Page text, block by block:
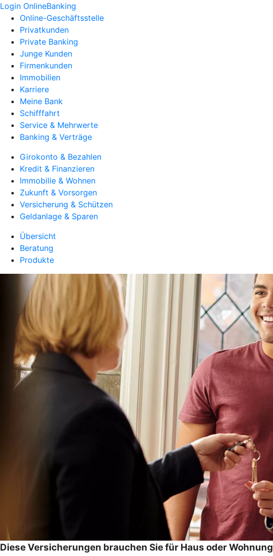
Login OnlineBanking
Online-Geschäftsstelle
Privatkunden
Private Banking
Junge Kunden
Firmenkunden
Immobilien
Karriere
Meine Bank
Schifffahrt
Service & Mehrwerte
Banking & Verträge
Girokonto & Bezahlen
Kredit & Finanzieren
Immobilie & Wohnen
Zukunft & Vorsorgen
Versicherung & Schützen
Geldanlage & Sparen
Übersicht
Beratung
Produkte
Diese Versicherungen brauchen Sie für Haus oder Wohnung